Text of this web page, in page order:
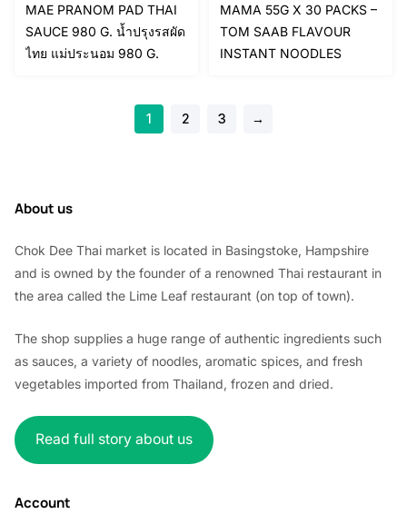
MAE PRANOM PAD THAI
SAUCE 980 G. น้ำปรุงรสผัด
ไทย แม่ประนอม 980 G.
MAMA 55G X 30 PACKS –
TOM SAAB FLAVOUR
INSTANT NOODLES
1 2 3 →
About us
Chok Dee Thai market is located in Basingstoke, Hampshire
and is owned by the founder of a renowned Thai restaurant in
the area called the Lime Leaf restaurant (on top of town).
The shop supplies a huge range of authentic ingredients such
as sauces, a variety of noodles, aromatic spices, and fresh
vegetables imported from Thailand, frozen and dried.
Read full story about us
Account